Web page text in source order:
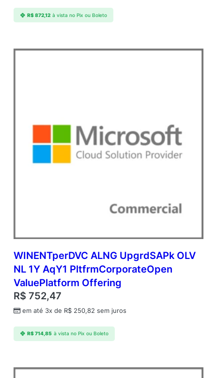
R$872,12 à vista no Pix ou Boleto
WINENTperDVC ALNG UpgrdSAPk OLV
NL 1Y AqY1 PltfrmCorporateOpen
ValuePlatform Offering
R$ 752,47
em até 3x de R$ 250,82 sem juros
R$714,85 à vista no Pix ou Boleto